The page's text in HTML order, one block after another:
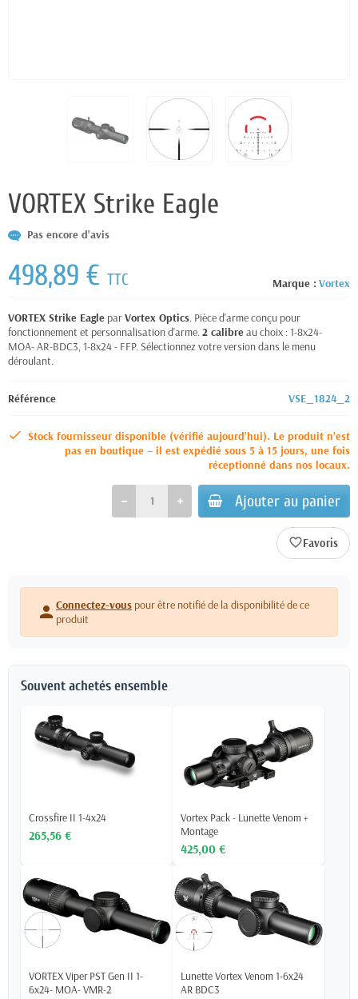
VORTEX Strike Eagle
Pas encore d'avis
Marque : Vortex
498,89 € TTC
VORTEX Strike Eagle parVortex Optics. Pièce d'arme conçu pour
fonctionnement et personnalisation d'arme.2 calibreau choix : 1-8x24-
MOA- AR-BDC3, 1-8x24 - FFP. Sélectionnez votre version dans le menu
déroulant.
Référence VSE_1824_2
Stock fournisseur disponible (vérifié aujourd’hui). Le produit n’est
pas en boutique – il est expédié sous 5 à 15 jours, une fois
réceptionné dans nos locaux.
Ajouter au panier
favorite_border
person Connectez-vous pour être notifié de la disponibilité de ce
produit
Souvent achetés ensemble
Crossfire II 1-4x24
265,56 €
Vortex Pack - Lunette Venom +
Montage
425,00 €
VORTEX Viper PST Gen II 1-
6x24- MOA- VMR-2
Lunette Vortex Venom 1-6x24
AR BDC3